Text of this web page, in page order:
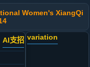
Women's XiangQi
AI支招 variation